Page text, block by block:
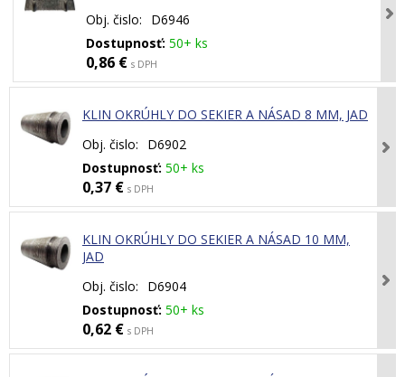
Obj. čislo:
D6946
Dostupnosť: 50+ ks
0,86 € s DPH
KLIN OKRÚHLY DO SEKIER A NÁSAD 8 MM, JAD
Obj. čislo:
D6902
Dostupnosť: 50+ ks
0,37 € s DPH
KLIN OKRÚHLY DO SEKIER A NÁSAD 10 MM,
JAD
Obj. čislo:
D6904
Dostupnosť: 50+ ks
0,62 € s DPH